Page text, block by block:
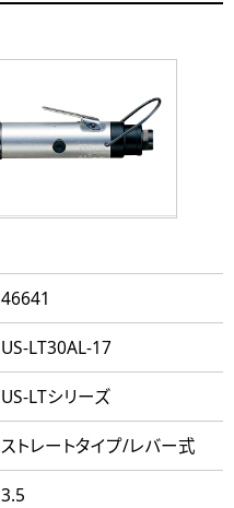
46641
US-LT30AL-17
US-LTシリーズ
ストレートタイプ/レバー式
3.5